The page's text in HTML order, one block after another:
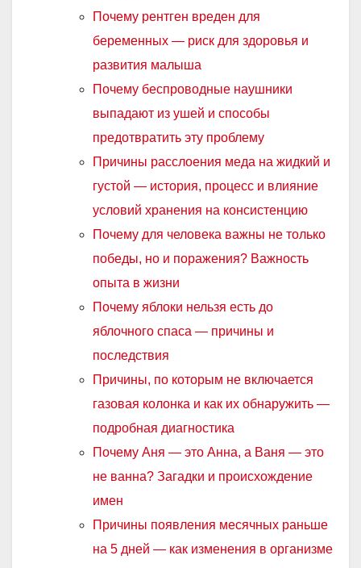
Почему рентген вреден для
беременных — риск для здоровья и
развития малыша
Почему беспроводные наушники
выпадают из ушей и способы
предотвратить эту проблему
Причины расслоения меда на жидкий и
густой — история, процесс и влияние
условий хранения на консистенцию
Почему для человека важны не только
победы, но и поражения? Важность
опыта в жизни
Почему яблоки нельзя есть до
яблочного спаса — причины и
последствия
Причины, по которым не включается
газовая колонка и как их обнаружить —
подробная диагностика
Почему Аня — это Анна, а Ваня — это
не ванна? Загадки и происхождение
имен
Причины появления месячных раньше
на 5 дней — как изменения в организме